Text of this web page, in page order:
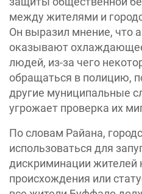
между жителями и
Он выразил мнение, что
оказывают
людей, из-за чего
обращаться в полицию,
другие муниципальные
угрожает проверка их
По словам Райана,
использоваться для
дискриминации жителей
происхождения или